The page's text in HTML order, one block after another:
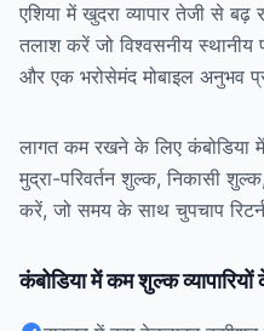
एशिया में खुदरा व्यापार तेजी से
तलाश करें जो विश्वसनीय स्थानीय
और एक भरोसेमंद मोबाइल अनुभव
लागत कम रखने के लिए
मुद्रा-परिवर्तन शुल्क, निकासी
करें, जो समय के साथ चुपचाप
कंबोडिया में कम शुल्क व्यापारियों